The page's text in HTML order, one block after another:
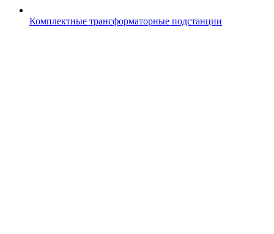
Комплектные трансформаторные подстанции